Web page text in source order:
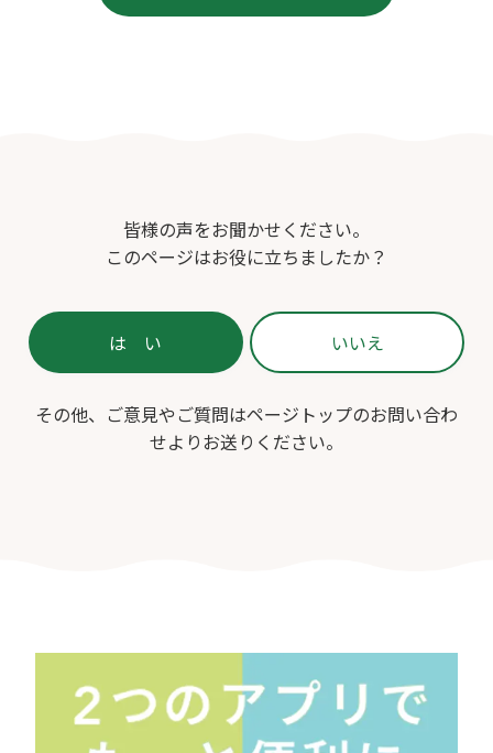
皆様の声をお聞かせください。
このページはお役に立ちましたか？
その他、ご意見やご質問はページトップのお問い合わ
せよりお送りください。